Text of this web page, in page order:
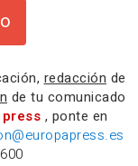
redacción de
de tu comunicado
press , ponte en